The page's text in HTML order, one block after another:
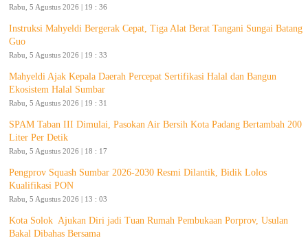
Rabu, 5 Agustus 2026 | 19 : 36
Instruksi Mahyeldi Bergerak Cepat, Tiga Alat Berat Tangani Sungai Batang
Guo
Rabu, 5 Agustus 2026 | 19 : 33
Mahyeldi Ajak Kepala Daerah Percepat Sertifikasi Halal dan Bangun
Ekosistem Halal Sumbar
Rabu, 5 Agustus 2026 | 19 : 31
SPAM Taban III Dimulai, Pasokan Air Bersih Kota Padang Bertambah 200
Liter Per Detik
Rabu, 5 Agustus 2026 | 18 : 17
Pengprov Squash Sumbar 2026-2030 Resmi Dilantik, Bidik Lolos
Kualifikasi PON
Rabu, 5 Agustus 2026 | 13 : 03
Kota Solok Ajukan Diri jadi Tuan Rumah Pembukaan Porprov, Usulan
Bakal Dibahas Bersama